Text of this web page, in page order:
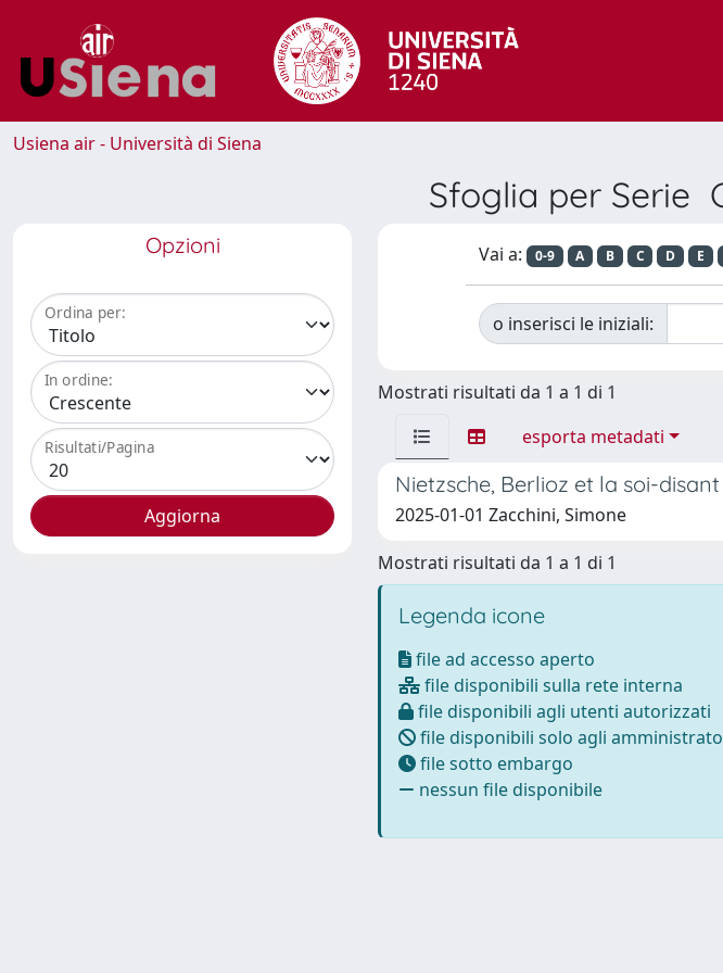
Usiena air - Università di Siena
Sfoglia per Serie
Opzioni
Ordina per:
In ordine:
Risultati/Pagina
Vai a: 0-9 A B C D E
o inserisci le iniziali:
Mostrati risultati da 1 a 1 di 1
esporta metadati
Nietzsche, Berlioz et la soi-disant
2025-01-01 Zacchini, Simone
Mostrati risultati da 1 a 1 di 1
Legenda icone
file ad accesso aperto
file disponibili sulla rete interna
file disponibili agli utenti autorizzati
file disponibili solo agli
file sotto embargo
nessun file disponibile